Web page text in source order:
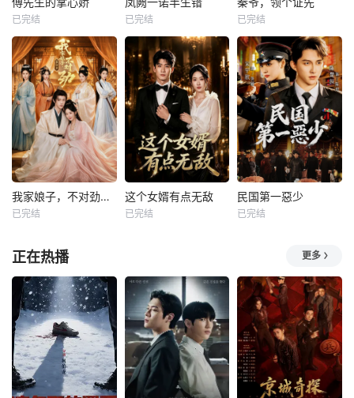
已完结 已完结 已完结
我家娘子，不对劲第四季
已完结
这个女婿有点无敌
已完结
民国第一惡少
已完结
正在热播 更多